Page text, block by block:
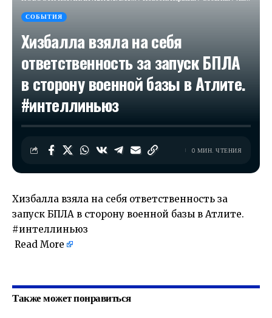
СОБЫТИЯ
Хизбалла взяла на себя
ответственность за запуск БПЛА
в сторону военной базы в Атлите.
#интеллиньюз
0 МИН. ЧТЕНИЯ
Хизбалла взяла на себя ответственность за
запуск БПЛА в сторону военной базы в Атлите.
#интеллиньюз
Read More
Также может понравиться